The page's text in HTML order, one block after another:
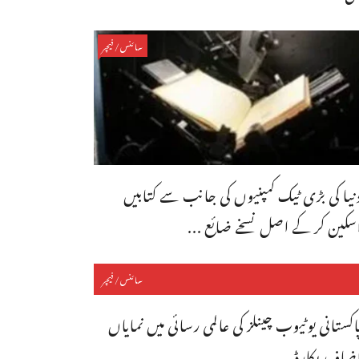
سائنس/فیچر
کی بڑی ٹیک کمپنیوں کی جانب سے کتابیں
کر کے اصل نسخے ضائع ...
سائنس/فیچر
یوٹیوب چینلز کی عالمی رسائی میں نمایاں